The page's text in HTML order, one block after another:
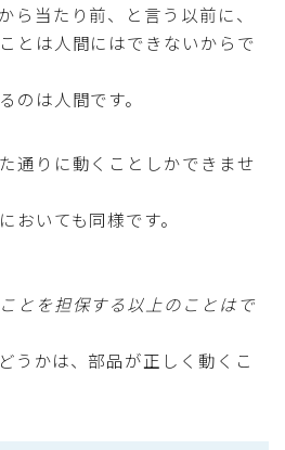
ら当たり前、と言う以前に、
とは人間にはできないからで
のは人間です。
通りに動くことしかできませ
おいても同様です。
とを担保する以上のことはで
うかは、部品が正しく動くこ